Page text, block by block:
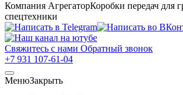
Компания АгрегаторКоробки передач для
спецтехники
Свяжитесь с нами Обратный звонок
+7 931 107-61-04
МенюЗакрыть